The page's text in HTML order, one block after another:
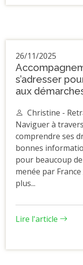
26/11/2025
s’adresser
aux
Christine -
Naviguer à
comprendre ses
bonnes
pour beaucoup
menée par France
plus...
Lire l'article